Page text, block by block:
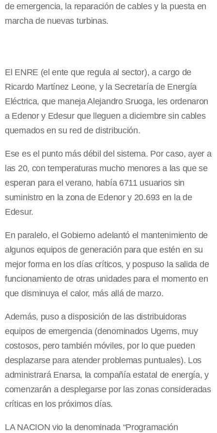
de emergencia, la reparación de cables y la puesta en
marcha de nuevas turbinas.
El ENRE (el ente que regula al sector), a cargo de
Ricardo Martínez Leone, y la Secretaría de Energía
Eléctrica, que maneja Alejandro Sruoga, les ordenaron
a Edenor y Edesur que lleguen a diciembre sin cables
quemados en su red de distribución.
Ese es el punto más débil del sistema. Por caso, ayer a
las 20, con temperaturas mucho menores a las que se
esperan para el verano, había 6711 usuarios sin
suministro en la zona de Edenor y 20.693 en la de
Edesur.
En paralelo, el Gobierno adelantó el mantenimiento de
algunos equipos de generación para que estén en su
mejor forma en los días críticos, y pospuso la salida de
funcionamiento de otras unidades para el momento en
que disminuya el calor, más allá de marzo.
Además, puso a disposición de las distribuidoras
equipos de emergencia (denominados Ugems, muy
costosos, pero también móviles, por lo que pueden
desplazarse para atender problemas puntuales). Los
administrará Enarsa, la compañía estatal de energía, y
comenzarán a desplegarse por las zonas consideradas
críticas en los próximos días.
LA NACION vio la denominada “Programación